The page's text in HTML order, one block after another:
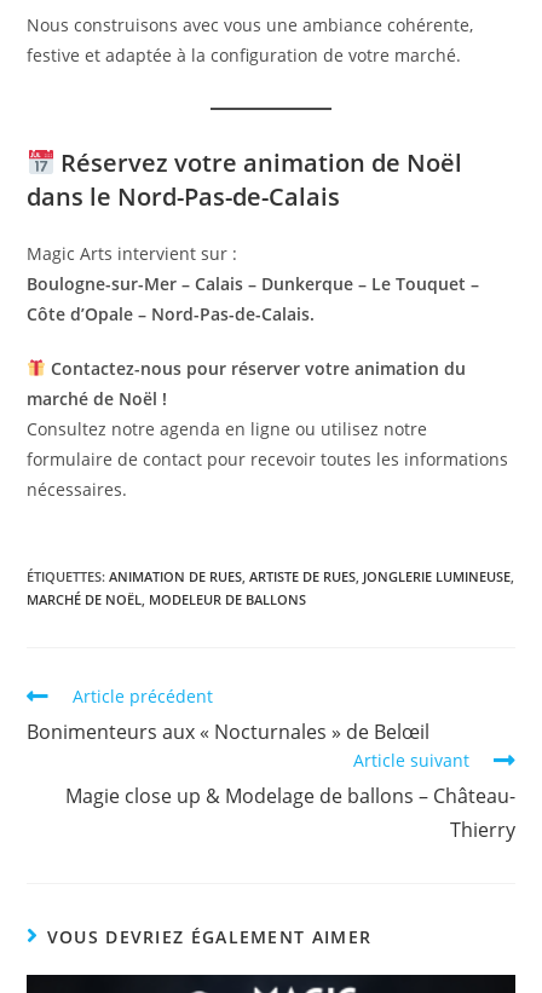
Nous construisons avec vous une ambiance cohérente,
festive et adaptée à la configuration de votre marché.
Réservez votre animation de Noël
dans le Nord-Pas-de-Calais
Magic Arts intervient sur :
Boulogne-sur-Mer – Calais – Dunkerque – Le Touquet –
Côte d’Opale – Nord-Pas-de-Calais.
Contactez-nous pour réserver votre animation du
marché de Noël !
Consultez notre agenda en ligne ou utilisez notre
formulaire de contact pour recevoir toutes les informations
nécessaires.
ÉTIQUETTES:ANIMATION DE RUES ARTISTE DE RUES JONGLERIE LUMINEUSE
MARCHÉ DE NOËL
MODELEUR DE BALLONS
Article précédent
Bonimenteurs aux « Nocturnales » de Belœil
Article suivant
Magie close up & Modelage de ballons – Château-
Thierry
VOUS DEVRIEZ ÉGALEMENT AIMER